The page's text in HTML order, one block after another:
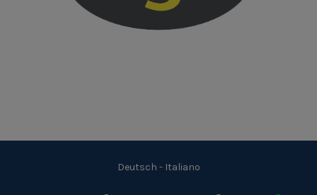
Deutsch - Italiano